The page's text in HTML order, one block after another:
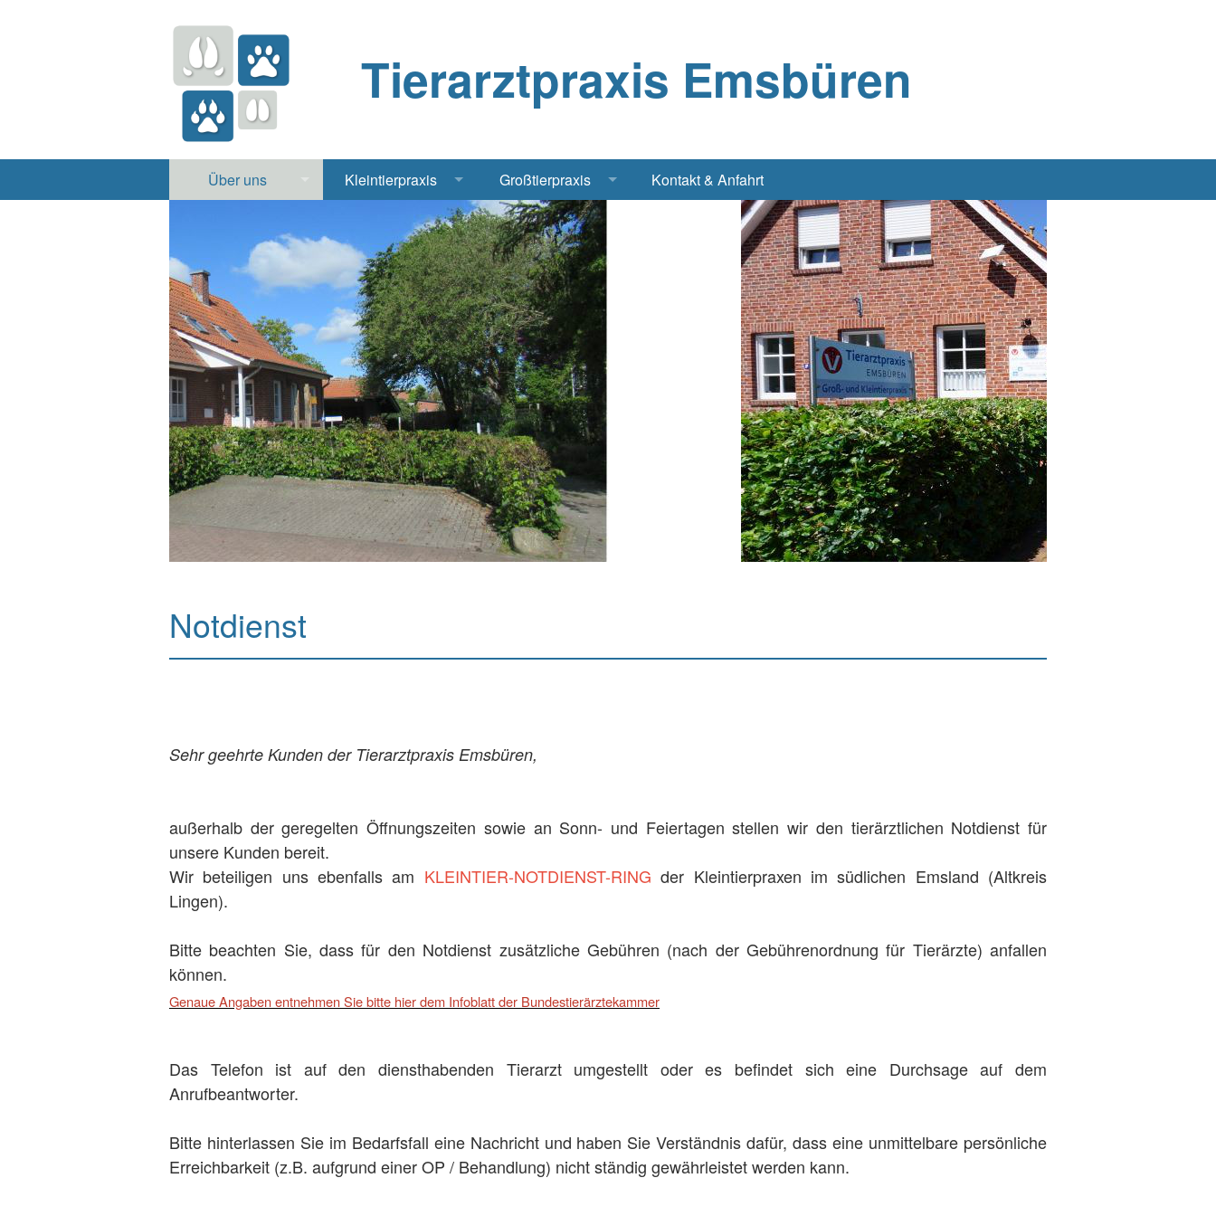
Tierarztpraxis Emsbüren
Über uns
Apotheke
Labor
Notdienst
Jobs & Praktikum
Kleintierpraxis
Hund, Katze
Heimtiere
Röntgen Ultraschall Elektrochirurgie Narkose
Großtierpraxis
Bestandsbetreuung Schwein
Bestandsbetreuung Rind
Pferde
Geflügel, Tauben, Hühner
Kontakt & Anfahrt
Notdienst
Sehr geehrte Kunden der Tierarztpraxis Emsbüren,
außerhalb der geregelten Öffnungszeiten sowie an Sonn- und Feiertagen stellen wir den tierärztlichen Notdienst für
unsere Kunden bereit.
Wir beteiligen uns ebenfalls am KLEINTIER-NOTDIENST-RING der Kleintierpraxen im südlichen Emsland (Altkreis
Lingen).
Bitte beachten Sie, dass für den Notdienst zusätzliche Gebühren (nach der Gebührenordnung für Tierärzte) anfallen
können.
Genaue Angaben entnehmen Sie bitte hier dem Infoblatt der Bundestierärztekammer
Das Telefon ist auf den diensthabenden Tierarzt umgestellt oder es befindet sich eine Durchsage auf dem
Anrufbeantworter.
Bitte hinterlassen Sie im Bedarfsfall eine Nachricht und haben Sie Verständnis dafür, dass eine unmittelbare persönliche
Erreichbarkeit (z.B. aufgrund einer OP / Behandlung) nicht ständig gewährleistet werden kann.